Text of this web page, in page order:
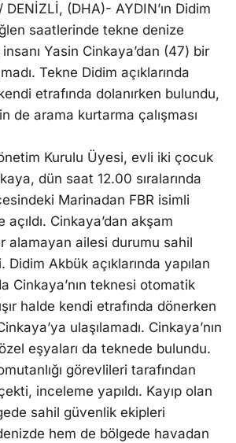
(DHA)- AYDIN’ın Didim
saatlerinde tekne denize
Yasin Cinkaya’dan (47) bir
Tekne Didim açıklarında
etrafında dolanırken bulundu,
de arama kurtarma çalışması
Kurulu Üyesi, evli iki çocuk
dün saat 12.00 sıralarında
Marinadan FBR isimli
Cinkaya’dan akşam
alamayan ailesi durumu sahil
Akbük açıklarında yapılan
Cinkaya’nın teknesi otomatik
halde kendi etrafında dönerken
ulaşılamadı. Cinkaya’nın
eşyaları da teknede bulundu.
görevlileri tarafından
inceleme yapıldı. Kayıp olan
sahil güvenlik ekipleri
hem de bölgede havadan